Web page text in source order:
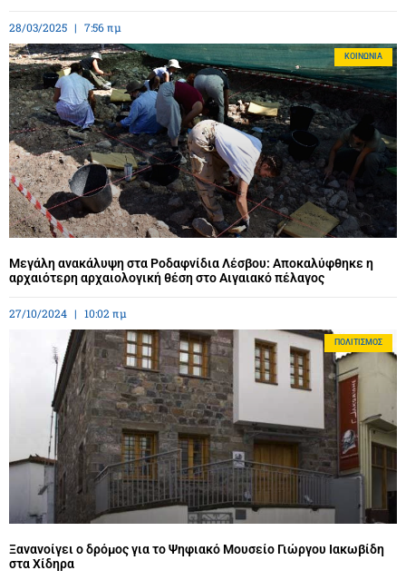
28/03/2025 7:56 πμ
ΚΟΙΝΩΝΊΑ
Μεγάλη ανακάλυψη στα Ροδαφνίδια Λέσβου: Αποκαλύφθηκε η
αρχαιότερη αρχαιολογική θέση στο Αιγαιακό πέλαγος
27/10/2024 10:02 πμ
ΠΟΛΙΤΙΣΜΌΣ
Ξανανοίγει ο δρόμος για το Ψηφιακό Μουσείο Γιώργου Ιακωβίδη
στα Χίδηρα